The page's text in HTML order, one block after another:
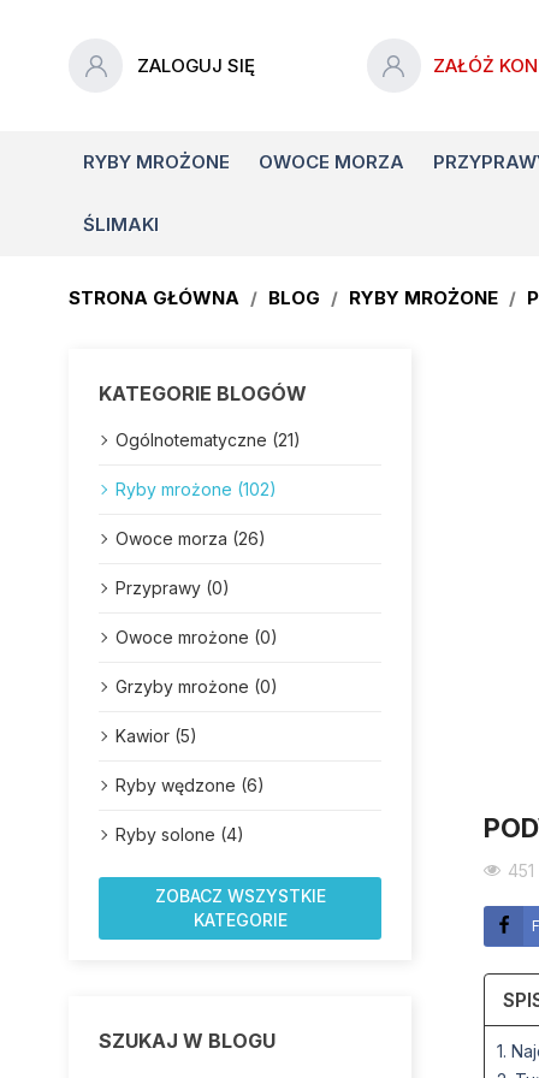
ZALOGUJ SIĘ ZAŁÓŻ
RYBY MROŻONE OWOCE MORZA
ŚLIMAKI
STRONA GŁÓWNA BLOG RYBY MROŻONE
KATEGORIE BLOGÓW
Ogólnotematyczne (21)
Ryby mrożone (102)
Owoce morza (26)
Przyprawy (0)
Owoce mrożone (0)
Grzyby mrożone (0)
Kawior (5)
Ryby wędzone (6)
Ryby solone (4)
ZOBACZ WSZYSTKIE
KATEGORIE
SZUKAJ W BLOGU
1.